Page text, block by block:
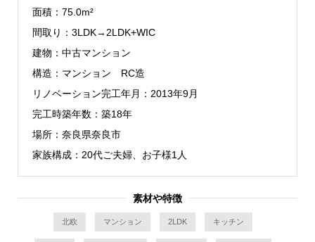
面積
75.0m²
間取り
3LDK→2LDK+WIC
建物
中古マンション
構造
マンション RC造
リノベーション完工年月
2013年9月
完工時築年数
築18年
場所
奈良県奈良市
家族構成
20代ご夫婦、お子様1人
素材や特徴
北欧 マンション 2LDK キッチン